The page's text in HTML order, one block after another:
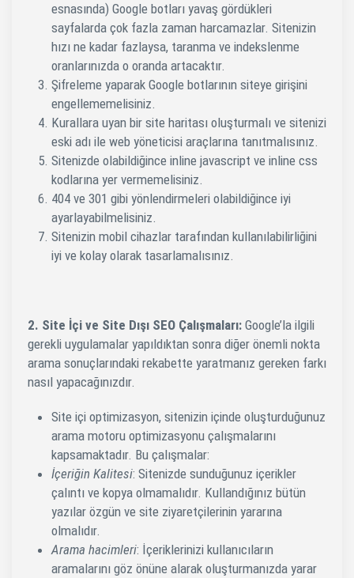
esnasında) Google botları yavaş gördükleri
sayfalarda çok fazla zaman harcamazlar. Sitenizin
hızı ne kadar fazlaysa, taranma ve indekslenme
oranlarınızda o oranda artacaktır.
Şifreleme yaparak Google botlarının siteye girişini
engellememelisiniz.
Kurallara uyan bir site haritası oluşturmalı ve sitenizi
eski adı ile web yöneticisi araçlarına tanıtmalısınız.
Sitenizde olabildiğince inline javascript ve inline css
kodlarına yer vermemelisiniz.
404 ve 301 gibi yönlendirmeleri olabildiğince iyi
ayarlayabilmelisiniz.
Sitenizin mobil cihazlar tarafından kullanılabilirliğini
iyi ve kolay olarak tasarlamalısınız.
2. Site İçi ve Site Dışı SEO Çalışmaları: Google’la ilgili
gerekli uygulamalar yapıldıktan sonra diğer önemli nokta
arama sonuçlarındaki rekabette yaratmanız gereken farkı
nasıl yapacağınızdır.
Site içi optimizasyon, sitenizin içinde oluşturduğunuz
arama motoru optimizasyonu çalışmalarını
kapsamaktadır. Bu çalışmalar:
İçeriğin Kalitesi: Sitenizde sunduğunuz içerikler
çalıntı ve kopya olmamalıdır. Kullandığınız bütün
yazılar özgün ve site ziyaretçilerinin yararına
olmalıdır.
Arama hacimleri: İçeriklerinizi kullanıcıların
aramalarını göz önüne alarak oluşturmanızda yarar